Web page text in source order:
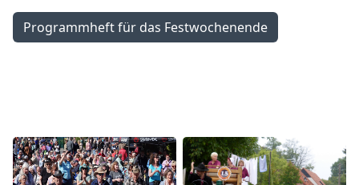
Programmheft für das Festwochenende